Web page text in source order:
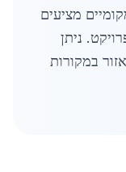
מציעים
ניתן
במקורות